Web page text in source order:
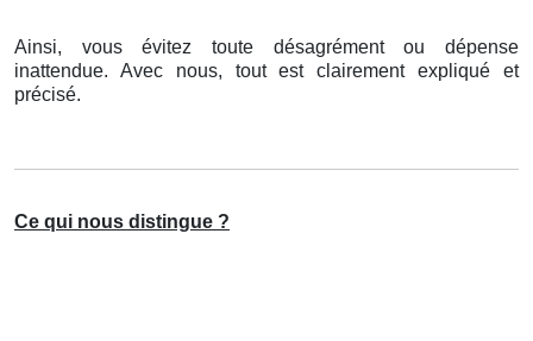
Ainsi, vous évitez toute désagrément ou dépense
inattendue. Avec nous, tout est clairement expliqué et
précisé.
Ce qui nous distingue ?